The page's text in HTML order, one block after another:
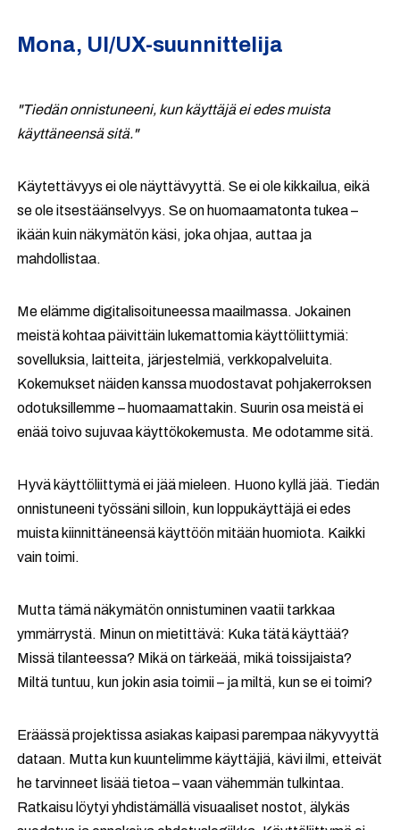
Mona, UI/UX-suunnittelija
"Tiedän onnistuneeni, kun käyttäjä ei edes muista
käyttäneensä sitä."
Käytettävyys ei ole näyttävyyttä. Se ei ole kikkailua, eikä
se ole itsestäänselvyys. Se on huomaamatonta tukea –
ikään kuin näkymätön käsi, joka ohjaa, auttaa ja
mahdollistaa.
Me elämme digitalisoituneessa maailmassa. Jokainen
meistä kohtaa päivittäin lukemattomia käyttöliittymiä:
sovelluksia, laitteita, järjestelmiä, verkkopalveluita.
Kokemukset näiden kanssa muodostavat pohjakerroksen
odotuksillemme – huomaamattakin. Suurin osa meistä ei
enää toivo sujuvaa käyttökokemusta. Me odotamme sitä.
Hyvä käyttöliittymä ei jää mieleen. Huono kyllä jää. Tiedän
onnistuneeni työssäni silloin, kun loppukäyttäjä ei edes
muista kiinnittäneensä käyttöön mitään huomiota. Kaikki
vain toimi.
Mutta tämä näkymätön onnistuminen vaatii tarkkaa
ymmärrystä. Minun on mietittävä: Kuka tätä käyttää?
Missä tilanteessa? Mikä on tärkeää, mikä toissijaista?
Miltä tuntuu, kun jokin asia toimii – ja miltä, kun se ei toimi?
Eräässä projektissa asiakas kaipasi parempaa näkyvyyttä
dataan. Mutta kun kuuntelimme käyttäjiä, kävi ilmi, etteivät
he tarvinneet lisää tietoa – vaan vähemmän tulkintaa.
Ratkaisu löytyi yhdistämällä visuaaliset nostot, älykäs